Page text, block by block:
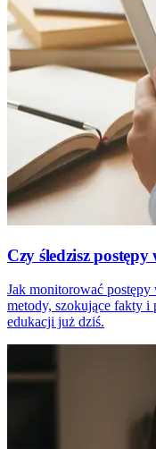
Czy śledzisz
Jak monitorować
metody, szokujące fakty i
edukacji już dziś.